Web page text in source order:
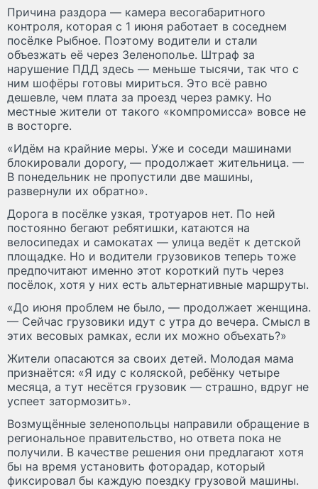
Причина раздора — камера весогабаритного
контроля, которая с 1 июня работает в соседнем
посёлке Рыбное. Поэтому водители и стали
объезжать её через Зеленополье. Штраф за
нарушение ПДД здесь — меньше тысячи, так что с
ним шофёры готовы мириться. Это всё равно
дешевле, чем плата за проезд через рамку. Но
местные жители от такого «компромисса» вовсе не
в восторге.
«Идём на крайние меры. Уже и соседи машинами
блокировали дорогу, — продолжает жительница. —
В понедельник не пропустили две машины,
развернули их обратно».
Дорога в посёлке узкая, тротуаров нет. По ней
постоянно бегают ребятишки, катаются на
велосипедах и самокатах — улица ведёт к детской
площадке. Но и водители грузовиков теперь тоже
предпочитают именно этот короткий путь через
посёлок, хотя у них есть альтернативные маршруты.
«До июня проблем не было, — продолжает женщина.
— Сейчас грузовики идут с утра до вечера. Смысл в
этих весовых рамках, если их можно объехать?»
Жители опасаются за своих детей. Молодая мама
признаётся: «Я иду с коляской, ребёнку четыре
месяца, а тут несётся грузовик — страшно, вдруг не
успеет затормозить».
Возмущённые зеленопольцы направили обращение в
региональное правительство, но ответа пока не
получили. В качестве решения они предлагают хотя
бы на время установить фоторадар, который
фиксировал бы каждую поездку грузовой машины.